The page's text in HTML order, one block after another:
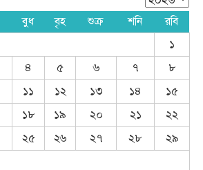
výběrem
খুলনার কয়রা থানার উদ্যোগে সুধী
সমাবেশ ও মতবিনিময় সভা অনুষ্ঠিত
হয়েছে। অনুষ্ঠানে প্রধান অতিথি হিসেবে
উপস্থিত ছিলেন খুলনা জেলার পুলিশ সুপার
মোঃ তাজুল ইসলাম।
যুক্তরাষ্ট্রের আইডাহো অঙ্গরাজ্যের টুইন
ফলস শহরে একটি শপিং সেন্টারে এক
বন্দুকধারীর গুলিতে তিনজন নিহত
বুধ বৃহ শুক্র শনি
রবি
১
৪ ৫ ৬ ৭
৮
১১ ১২ ১৩ ১৪
১৫
১৮ ১৯ ২০ ২১
২২
২৫ ২৬ ২৭ ২৮
২৯